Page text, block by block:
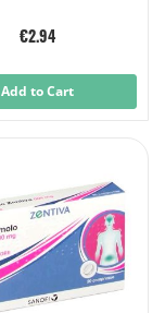
€2.94
Add to Cart